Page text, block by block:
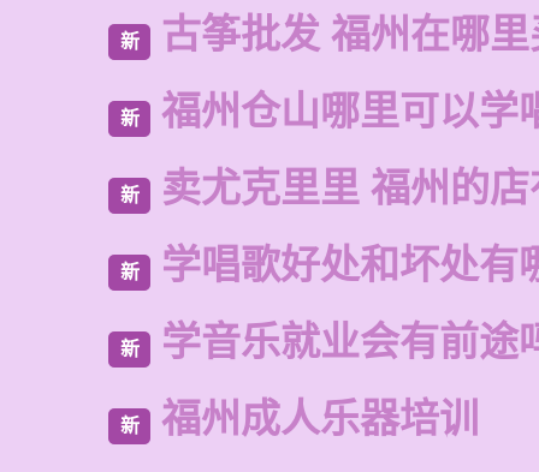
新 古筝批发 福州在哪
新 福州仓山哪里可以学
新 卖尤克里里 福州的
新 学唱歌好处和坏处有
新 学音乐就业会有前途
新 福州成人乐器培训